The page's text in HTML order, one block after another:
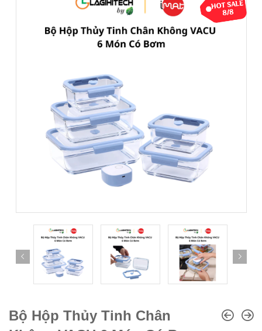
Bộ Hộp Thủy Tinh Chân